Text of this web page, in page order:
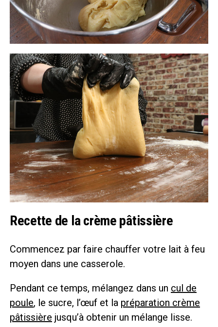
Recette de la crème pâtissière
Commencez par faire chauffer votre lait à feu
moyen dans une casserole.
Pendant ce temps, mélangez dans un cul de
poule, le sucre, l’œuf et la préparation crème
pâtissière jusqu’à obtenir un mélange lisse.